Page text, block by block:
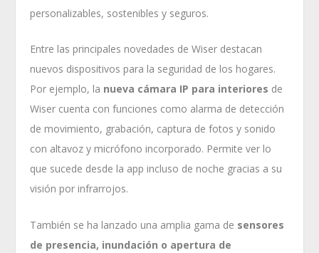
personalizables, sostenibles y seguros.
Entre las principales novedades de Wiser destacan
nuevos dispositivos para la seguridad de los hogares.
Por ejemplo, la nueva cámara IP para interiores de
Wiser cuenta con funciones como alarma de detección
de movimiento, grabación, captura de fotos y sonido
con altavoz y micrófono incorporado. Permite ver lo
que sucede desde la app incluso de noche gracias a su
visión por infrarrojos.
También se ha lanzado una amplia gama de sensores
de presencia, inundación o apertura de